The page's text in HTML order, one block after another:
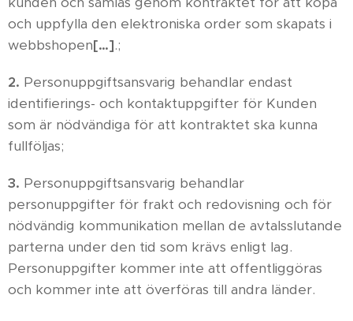
och uppfylla den elektroniska order som skapats i
webbshopen[…].;
2. Personuppgiftsansvarig behandlar endast
identifierings- och kontaktuppgifter för Kunden
som är nödvändiga för att kontraktet ska kunna
fullföljas;
3. Personuppgiftsansvarig behandlar
personuppgifter för frakt och redovisning och för
nödvändig kommunikation mellan de avtalsslutande
parterna under den tid som krävs enligt lag.
Personuppgifter kommer inte att offentliggöras
och kommer inte att överföras till andra länder.